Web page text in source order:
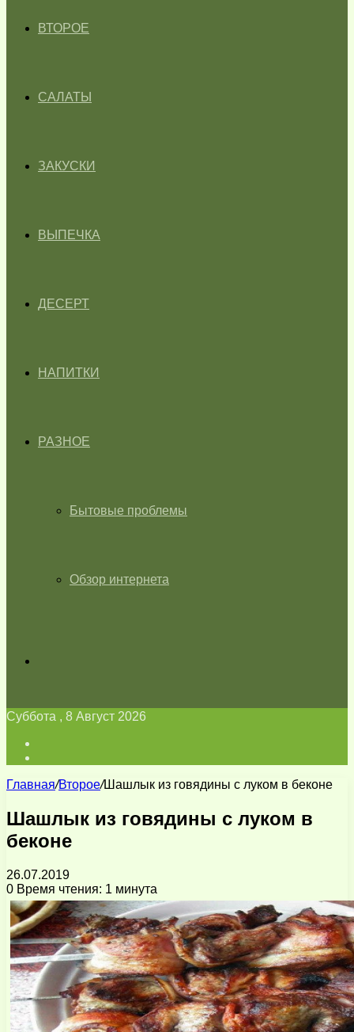
ВТОРОЕ
САЛАТЫ
ЗАКУСКИ
ВЫПЕЧКА
ДЕСЕРТ
НАПИТКИ
РАЗНОЕ
Бытовые проблемы
Обзор интернета
Суббота , 8 Август 2026
Главная/Второе/Шашлык из говядины с луком в беконе
Шашлык из говядины с луком в
беконе
26.07.2019
0 Время чтения: 1 минута